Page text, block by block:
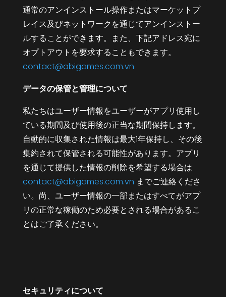
通常のアンインストール操作またはマーケットプ
レイス及びネットワークを通じてアンインストー
ルすることができます。また、下記アドレス宛に
オプトアウトを要求することもできます。
contact@abigames.com.vn
データの保管と管理について
私たちはユーザー情報をユーザーがアプリ使用し
ている期間及び使用後の正当な期間保持します。
自動的に収集された情報は最大1年保持し、その後
集約されて保管される可能性があります。アプリ
を通じて提供した情報の削除を希望する場合は
contact@abigames.com.vn までご連絡くださ
い。尚、ユーザー情報の一部またはすべてがアプ
リの正常な稼働のため必要とされる場合があるこ
とはご了承ください。
セキュリティについて